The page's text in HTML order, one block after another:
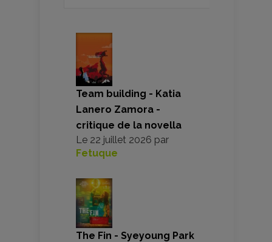
Team building - Katia
Lanero Zamora -
critique de la novella
Le 22 juillet 2026 par
Fetuque
The Fin - Syeyoung Park